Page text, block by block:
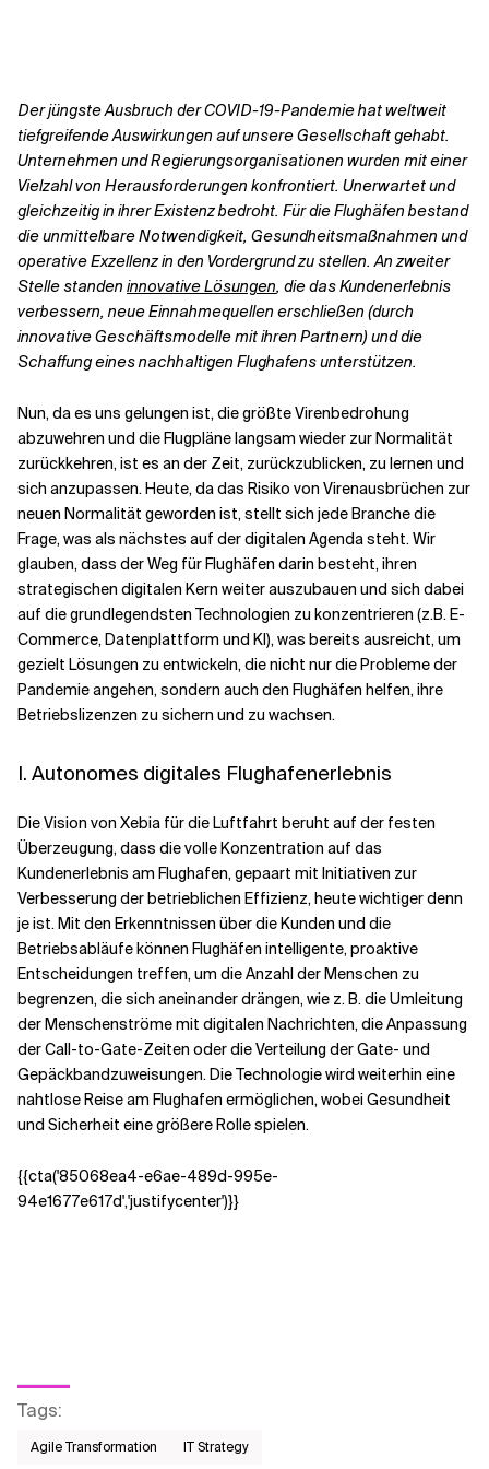
Verwandte Themen
Der jüngste Ausbruch der COVID-19-Pandemie hat weltweit
tiefgreifende Auswirkungen auf unsere Gesellschaft gehabt.
Unternehmen und Regierungsorganisationen wurden mit einer
Vielzahl von Herausforderungen konfrontiert. Unerwartet und
gleichzeitig in ihrer Existenz bedroht. Für die Flughäfen bestand
die unmittelbare Notwendigkeit, Gesundheitsmaßnahmen und
operative Exzellenz in den Vordergrund zu stellen. An zweiter
Stelle standen innovative Lösungen, die das Kundenerlebnis
verbessern, neue Einnahmequellen erschließen (durch
innovative Geschäftsmodelle mit ihren Partnern) und die
Schaffung eines nachhaltigen Flughafens unterstützen.
Nun, da es uns gelungen ist, die größte Virenbedrohung
abzuwehren und die Flugpläne langsam wieder zur Normalität
zurückkehren, ist es an der Zeit, zurückzublicken, zu lernen und
sich anzupassen. Heute, da das Risiko von Virenausbrüchen zur
neuen Normalität geworden ist, stellt sich jede Branche die
Frage, was als nächstes auf der digitalen Agenda steht. Wir
glauben, dass der Weg für Flughäfen darin besteht, ihren
strategischen digitalen Kern weiter auszubauen und sich dabei
auf die grundlegendsten Technologien zu konzentrieren (z.B. E-
Commerce, Datenplattform und KI), was bereits ausreicht, um
gezielt Lösungen zu entwickeln, die nicht nur die Probleme der
Pandemie angehen, sondern auch den Flughäfen helfen, ihre
Betriebslizenzen zu sichern und zu wachsen.
I. Autonomes digitales Flughafenerlebnis
Die Vision von Xebia für die Luftfahrt beruht auf der festen
Überzeugung, dass die volle Konzentration auf das
Kundenerlebnis am Flughafen, gepaart mit Initiativen zur
Verbesserung der betrieblichen Effizienz, heute wichtiger denn
je ist. Mit den Erkenntnissen über die Kunden und die
Betriebsabläufe können Flughäfen intelligente, proaktive
Entscheidungen treffen, um die Anzahl der Menschen zu
begrenzen, die sich aneinander drängen, wie z. B. die Umleitung
der Menschenströme mit digitalen Nachrichten, die Anpassung
der Call-to-Gate-Zeiten oder die Verteilung der Gate- und
Gepäckbandzuweisungen. Die Technologie wird weiterhin eine
nahtlose Reise am Flughafen ermöglichen, wobei Gesundheit
und Sicherheit eine größere Rolle spielen.
{{cta('85068ea4-e6ae-489d-995e-
94e1677e617d','justifycenter')}}
Tags:
Agile Transformation IT Strategy